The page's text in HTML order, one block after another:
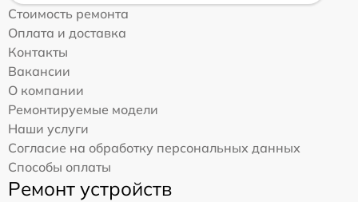
Стоимость ремонта
Оплата и доставка
Контакты
Вакансии
О компании
Ремонтируемые модели
Наши услуги
Согласие на обработку персональных данных
Способы оплаты
Ремонт устройств